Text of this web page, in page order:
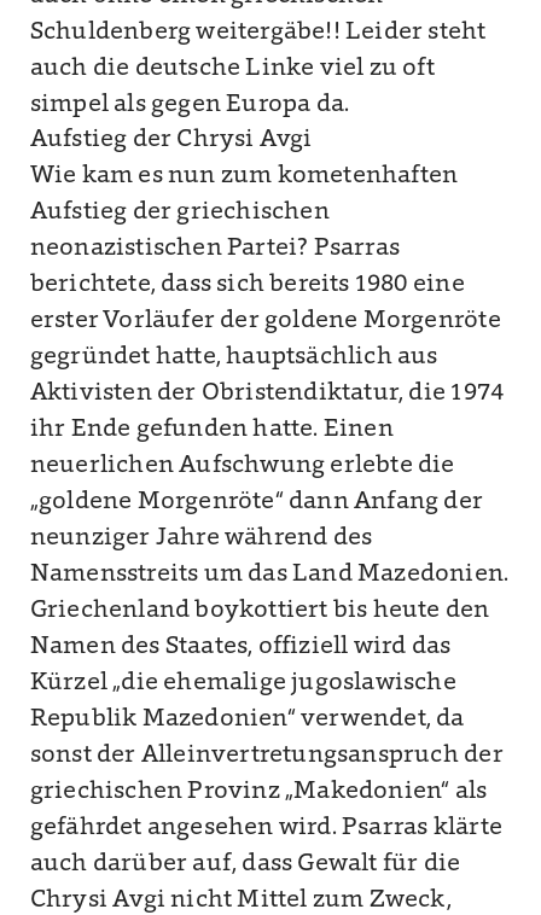
Schuldenberg weitergäbe!! Leider steht
auch die deutsche Linke viel zu oft
simpel als gegen Europa da.
Aufstieg der Chrysi Avgi
Wie kam es nun zum kometenhaften
Aufstieg der griechischen
neonazistischen Partei? Psarras
berichtete, dass sich bereits 1980 eine
erster Vorläufer der goldene Morgenröte
gegründet hatte, hauptsächlich aus
Aktivisten der Obristendiktatur, die 1974
ihr Ende gefunden hatte. Einen
neuerlichen Aufschwung erlebte die
„goldene Morgenröte“ dann Anfang der
neunziger Jahre während des
Namensstreits um das Land Mazedonien.
Griechenland boykottiert bis heute den
Namen des Staates, offiziell wird das
Kürzel „die ehemalige jugoslawische
Republik Mazedonien“ verwendet, da
sonst der Alleinvertretungsanspruch der
griechischen Provinz „Makedonien“ als
gefährdet angesehen wird. Psarras klärte
auch darüber auf, dass Gewalt für die
Chrysi Avgi nicht Mittel zum Zweck,